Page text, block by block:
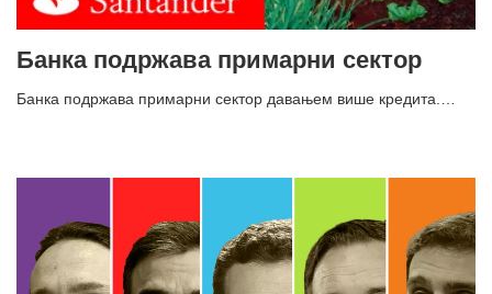
Банка подржава примарни сектор
Банка подржава примарни сектор давањем више кредита.…